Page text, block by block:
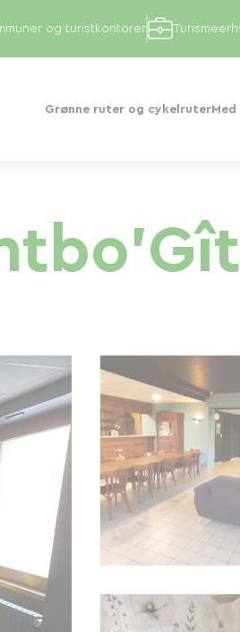
Grønne ruter og cykelruter
og turistkontorer